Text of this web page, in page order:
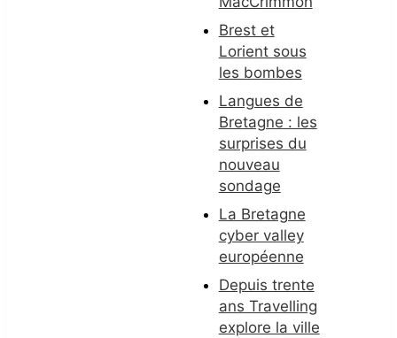
Brest et
Lorient sous
les bombes
Langues de
Bretagne : les
surprises du
nouveau
sondage
La Bretagne
cyber valley
européenne
Depuis trente
ans Travelling
explore la ville